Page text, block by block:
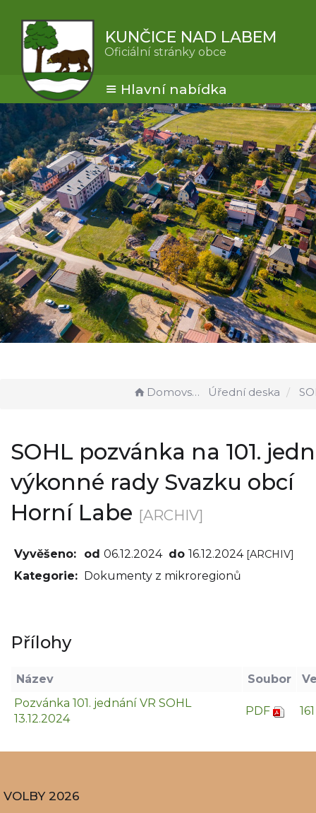
KUNČICE NAD LABEM
Oficiální stránky obce
Hlavní nabídka
Domovská stránka Úřední deska SOHL pozvánka na
SOHL pozvánka na 101.
výkonné rady Svazku obcí
Horní Labe [ARCHIV]
Vyvěšeno: od 06.12.2024 do 16.12.2024 [ARCHIV]
Kategorie: Dokumenty z mikroregionů
Přílohy
Název Soubor
Pozvánka 101. jednání VR SOHL
13.12.2024
PDF
VOLBY 2026